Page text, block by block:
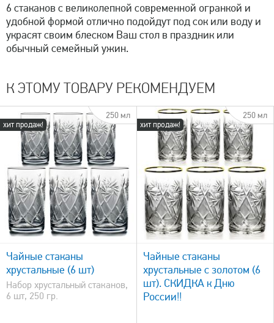
6 стаканов с великолепной современной огранкой и
удобной формой отлично подойдут под сок или воду и
украсят своим блеском Ваш стол в праздник или
обычный семейный ужин.
К ЭТОМУ ТОВАРУ РЕКОМЕНДУЕМ
хит продаж!
250 мл
Чайные стаканы
хрустальные (6 шт)
Набор хрустальный стаканов,
6 шт, 250 гр.
хит продаж!
250 мл
быстрый просмотр
Чайные стаканы
хрустальные с золотом (6
шт). СКИДКА к Дню
России!!